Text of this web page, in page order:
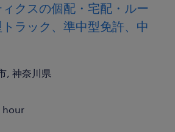
クスの個配・宅配・ルー
トラック、準中型免許、中
, 神奈川県
hour